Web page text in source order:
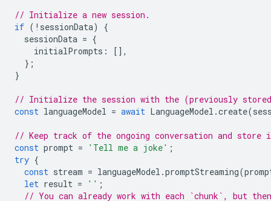
// Initialize a new session.
if ( ! sessionData)
{
sessionData = {
initialPrompts :
[],
};
}
// Initialize the session with the (previously stored
const languageModel = await LanguageModel .create(
// Keep track of the ongoing conversation and
const prompt = 'Tell me a joke' ;
try {
const stream = languageModel .promptStreaming(
let result = '' ;
// You can already work with each `chunk`, but